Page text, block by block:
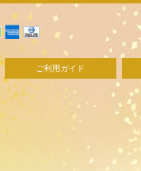
ご利用ガイド